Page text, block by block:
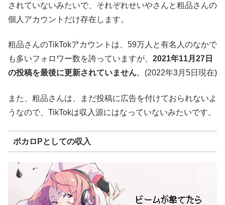
されていないみたいで、それぞれせいやさんと粗品さんの
個人アカウントだけ存在します。
粗品さんのTikTokアカウントは、59万人と有名人のなかで
も多いフォロワー数を誇っていますが、 2021年11月27日
の投稿を最後に更新されていません。(2022年3月5日現在)
また、粗品さんは、まだ投稿に広告を付けておられないよ
うなので、TikTokは収入源にはなっていないみたいです。
ボカロPとしての収入